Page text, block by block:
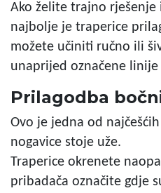
Ako želite trajno
najbolje je traperice
možete učiniti ručno ili
unaprijed označene linije
Prilagodba
Ovo je jedna od
nogavice stoje uže.
Traperice okrenete
pribadača označite gdje